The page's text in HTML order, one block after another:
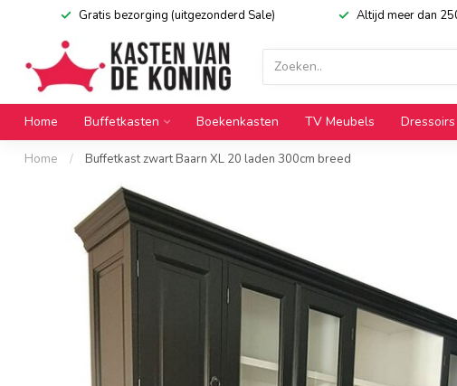
Gratis bezorging (uitgezonderd Sale) Altijd meer dan
Home Buffetkasten Boekenkasten TV Meubels Dressoirs
Home / Buffetkast zwart Baarn XL 20 laden 300cm breed